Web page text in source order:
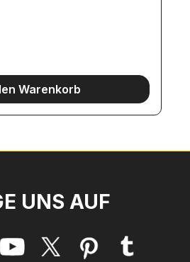
Warenkorb
UNS AUF